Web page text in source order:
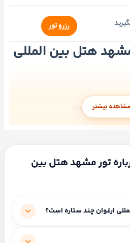
رزرو تور
هتل بین المللی
ثبت نشده است.
مشاهده بیشتر
تور مشهد هتل بین
ارغوان چند ستاره است؟